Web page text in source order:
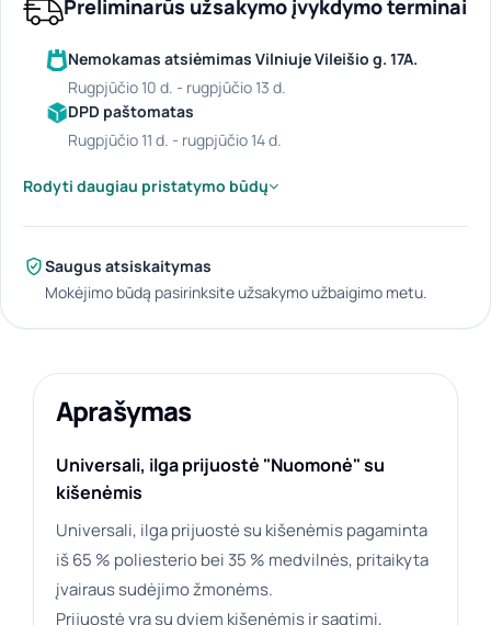
Preliminarūs užsakymo įvykdymo terminai
Nemokamas atsiėmimas Vilniuje Vileišio g. 17A.
rugpjūčio 10 d. - rugpjūčio 13 d.
DPD paštomatas
rugpjūčio 11 d. - rugpjūčio 14 d.
Rodyti daugiau pristatymo būdų
Saugus atsiskaitymas
Mokėjimo būdą pasirinksite užsakymo užbaigimo metu.
Aprašymas
Universali, ilga prijuostė "Nuomonė" su
kišenėmis
Universali, ilga prijuostė su kišenėmis pagaminta
iš 65 % poliesterio bei 35 % medvilnės, pritaikyta
įvairaus sudėjimo žmonėms.
Prijuostė yra su dviem kišenėmis ir sagtimi,